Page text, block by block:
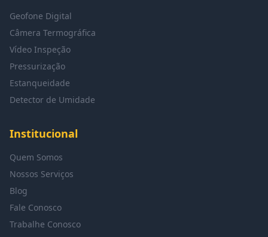
Geofone Digital
Câmera Termográfica
Vídeo Inspeção
Pressurização
Estanqueidade
Detector de Umidade
Institucional
Quem Somos
Nossos Serviços
Blog
Fale Conosco
Trabalhe Conosco